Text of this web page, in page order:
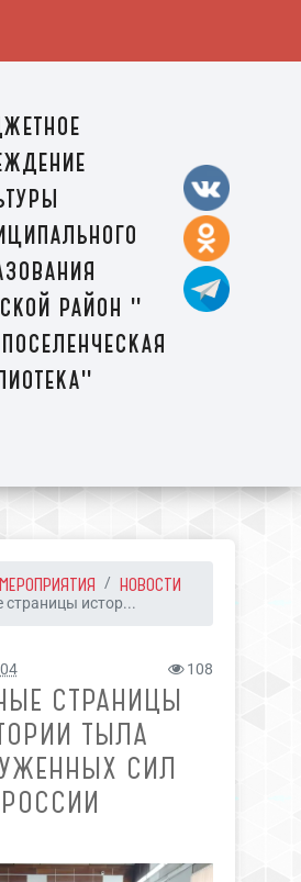
район "
МЕРОПРИЯТИЯ НОВОСТИ
страницы истор...
108
СТРАНИЦЫ
ТЫЛА
СИЛ
РОССИИ